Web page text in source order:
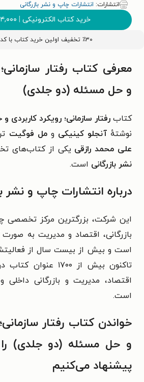
انتشارات: انتشارات چاپ و نشر بازرگانی
خرید کتاب الکترونیکی |
٪۳۰ تخفیف اولین خرید کتاب با کد
معرفی کتاب رفتار سازمانی؛
و حل مسئله (دو جلدی)
کتاب رفتار سازمانی؛ رویکرد
نوشتهٔآنجلو کینیکی ومل فوگیت
علی محمد رازقی یکی از کتاب‌های
نشر بازرگانی است.
درباره انتشارات چاپ و نشر
این شرکت، بزرگترین مرکز
بازرگانی، اقتصاد و مدیریت به
است و بیش از بیست سال از
تاکنون بیش از ۱۷۰۰
اقتصاد، مدیریت و بازرگانی
است.
خواندن کتاب رفتار
و حل مسئله (دو جلدی)
پیشنهاد می‌کنیم